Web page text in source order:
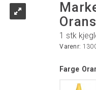
1 stk
Varenr:
Farge